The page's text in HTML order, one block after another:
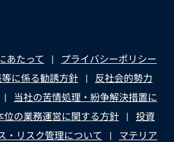
あたって
プライバシーポリシー
に係る勧誘方針
反社会的勢力
当社の苦情処理・紛争解決措置に
位の業務運営に関する方針
投資
・リスク管理について
マテリア